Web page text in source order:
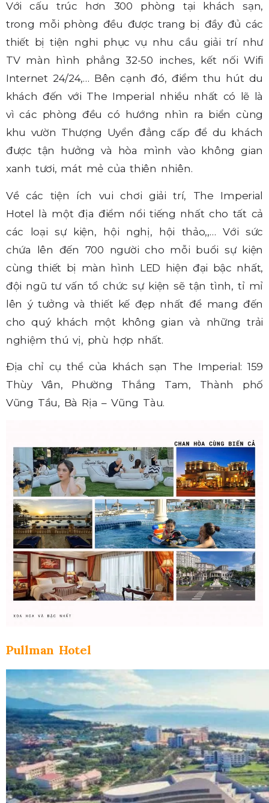
Với cấu trúc hơn 300 phòng tại khách sạn,
trong mỗi phòng đều được trang bị đầy đủ các
thiết bị tiện nghi phục vụ nhu cầu giải trí như
TV màn hình phẳng 32-50 inches, kết nối Wifi
Internet 24/24,… Bên cạnh đó, điểm thu hút du
khách đến với The Imperial nhiều nhất có lẽ là
vì các phòng đều có hướng nhìn ra biển cùng
khu vườn Thượng Uyển đẳng cấp để du khách
được tận hưởng và hòa mình vào không gian
xanh tươi, mát mẻ của thiên nhiên.
Về các tiện ích vui chơi giải trí, The Imperial
Hotel là một địa điểm nổi tiếng nhất cho tất cả
các loại sự kiện, hội nghị, hội thảo,,… Với sức
chứa lên đến 700 người cho mỗi buổi sự kiện
cùng thiết bị màn hình LED hiện đại bậc nhất,
đội ngũ tư vấn tổ chức sự kiện sẽ tận tình, tỉ mỉ
lên ý tưởng và thiết kế đẹp nhất để mang đến
cho quý khách một không gian và những trải
nghiệm thú vị, phù hợp nhất.
Địa chỉ cụ thể của khách sạn The Imperial: 159
Thùy Vân, Phường Thắng Tam, Thành phố
Vũng Tầu, Bà Rịa – Vũng Tàu.
Pullman Hotel